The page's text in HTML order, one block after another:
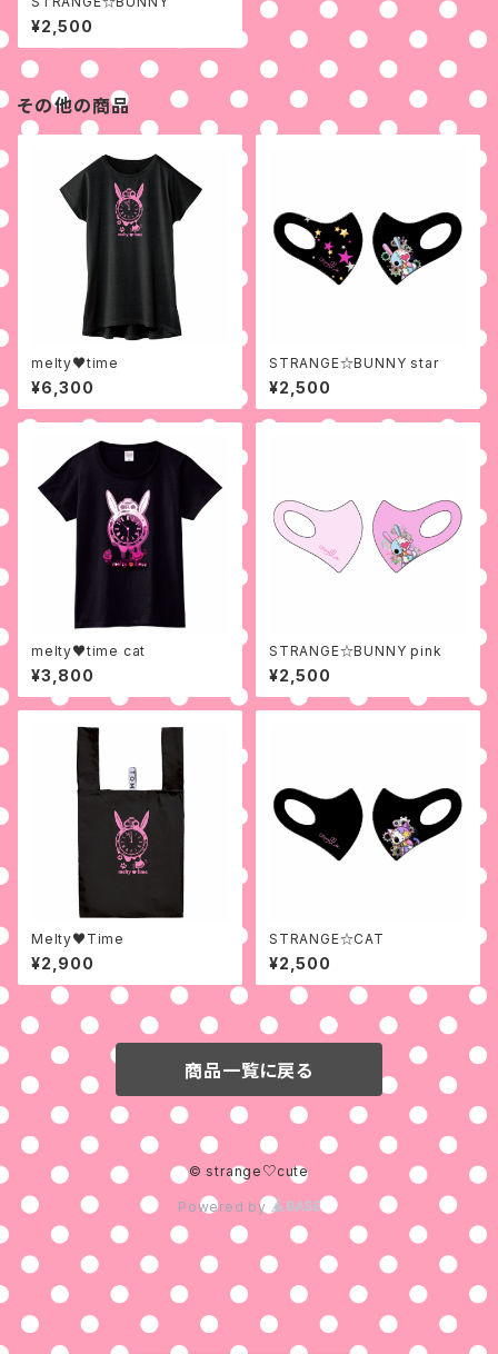
¥2,500
その他の商品
melty♥time
¥6,300
STRANGE☆BUNNY star
¥2,500
melty♥time cat
¥3,800
STRANGE☆BUNNY pink
¥2,500
Melty♥Time
¥2,900
STRANGE☆CAT
¥2,500
商品一覧に戻る
© strange♡cute
Powered by